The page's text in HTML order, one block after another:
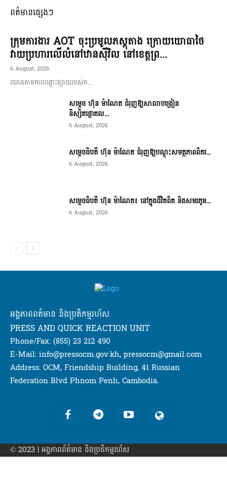
ពត៌មានផ្សេងៗ
ក្រុមការងារ AOT ចុះប្រមូលភស្តុតាង ក្រោយយោធាថៃ
វាយប្រហារលើលំនៅឋានស៊ីវិល នៅខេត្តព្រ...
6 August, 2026
យោងតាមការបង្ហោះផ្សាយរបស់ក...
សម្តេច ហ៊ុន ម៉ាណែត ជំរុញឱ្យសាលាបង្រៀន
និស្សិតផ្តោតល...
6 August, 2026
សម្តេចធិបតី ហ៊ុន ម៉ាណែត ជំរុញឱ្យបណ្តុះសមត្ថភាពពិតរ...
6 August, 2026
សម្តេចធិបតី ហ៊ុន ម៉ាណែត៖ នៅក្នុងជីវិតពិត និងសមរភូម...
6 August, 2026
អង្គភាពពត៌មាន និងប្រតិកម្មរហ័ស
PRESS AND QUICK REACTION UNIT
Phone/Fax: (855) 23 212 490
E-Mail: info@pressocm.gov.kh, pressocm@gmail.com
Address: OCM, Friendship Building, 41 Russian
Federation Blvd Phnom Penh, Cambodia.
© 2023 | អង្គភាព​ព័ត៌មាន​ និងប្រតិកម្មរហ័ស